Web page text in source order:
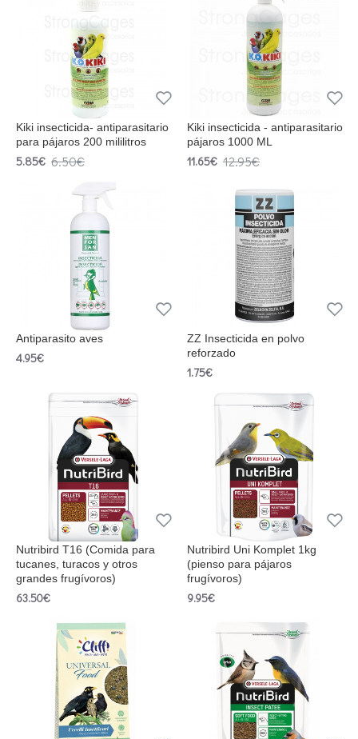
Kiki insecticida- antiparasitario
para pájaros 200 mililitros
5.85€ 6.50€
Kiki insecticida - antiparasitario
pájaros 1000 ML
11.65€ 12.95€
Antiparasito aves
4.95€
ZZ Insecticida en polvo
reforzado
1.75€
Nutribird T16 (Comida para
tucanes, turacos y otros
grandes frugívoros)
63.50€
Nutribird Uni Komplet 1kg
(pienso para pájaros
frugívoros)
9.95€